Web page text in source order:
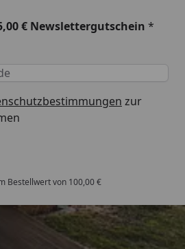
€ Newslettergutschein *
zur
Bestellwert von 100,00 €